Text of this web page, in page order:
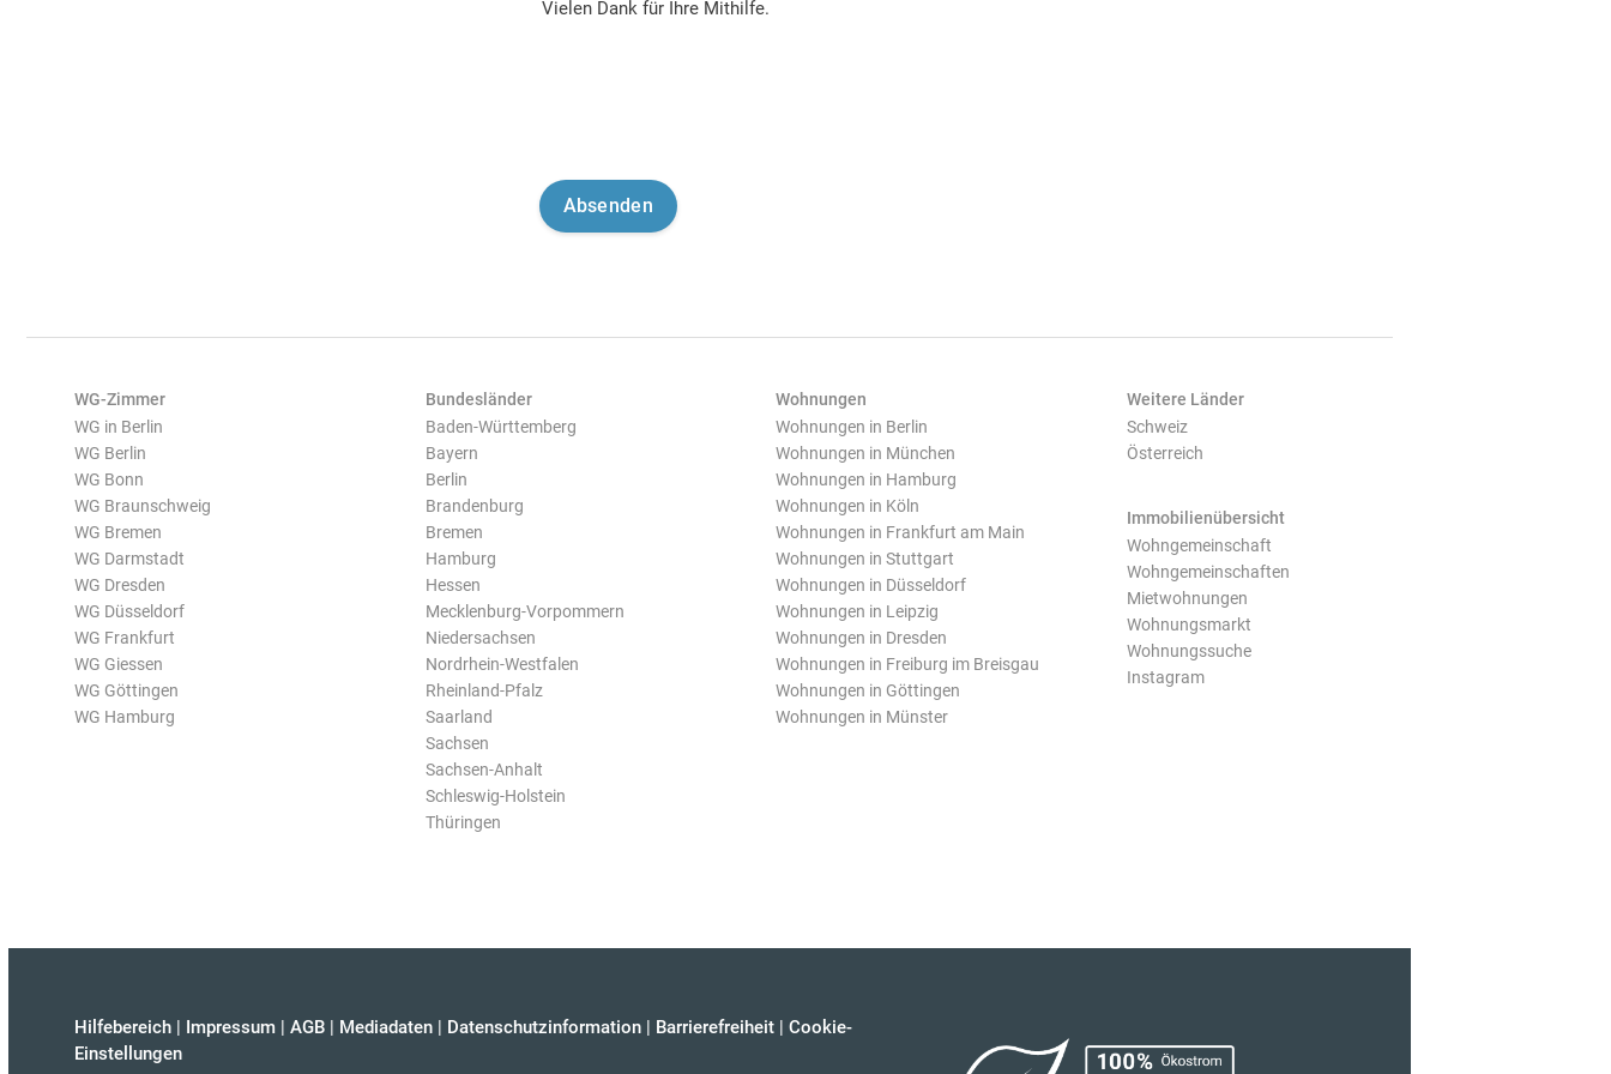
Vielen Dank für Ihre Mithilfe.
WG-Zimmer
WG in Berlin
WG Berlin
WG Bonn
WG Braunschweig
WG Bremen
WG Darmstadt
WG Dresden
WG Düsseldorf
WG Frankfurt
WG Giessen
WG Göttingen
WG Hamburg
Bundesländer
Baden-Württemberg
Bayern
Berlin
Brandenburg
Bremen
Hamburg
Hessen
Mecklenburg-Vorpommern
Niedersachsen
Nordrhein-Westfalen
Rheinland-Pfalz
Saarland
Sachsen
Sachsen-Anhalt
Schleswig-Holstein
Thüringen
Wohnungen
Wohnungen in Berlin
Wohnungen in München
Wohnungen in Hamburg
Wohnungen in Köln
Wohnungen in Frankfurt am Main
Wohnungen in Stuttgart
Wohnungen in Düsseldorf
Wohnungen in Leipzig
Wohnungen in Dresden
Wohnungen in Freiburg im Breisgau
Wohnungen in Göttingen
Wohnungen in Münster
Weitere Länder
Schweiz
Österreich
Immobilienübersicht
Wohngemeinschaft
Wohngemeinschaften
Mietwohnungen
Wohnungsmarkt
Wohnungssuche
Instagram
Hilfebereich | Impressum | AGB | Mediadaten | Datenschutzinformation | Barrierefreiheit | Cookie-
Einstellungen